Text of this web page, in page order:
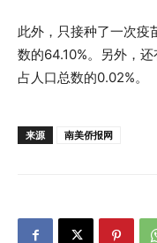
此外，只接种了一次
数的64.10%。另外，
占人口总数的0.02%。
来源 南美侨报网